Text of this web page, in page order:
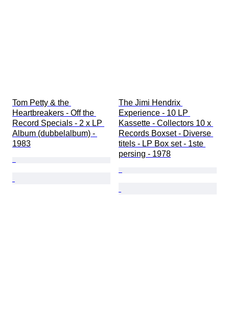
Tom Petty & the
Heartbreakers - Off the
Record Specials - 2 x LP
Album (dubbelalbum) -
1983
The Jimi Hendrix
Experience - 10 LP
Kassette - Collectors 10 x
Records Boxset - Diverse
titels - LP Box set - 1ste
persing - 1978